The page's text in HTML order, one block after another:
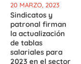
20 MARZO, 2023
Sindicatos y
patronal firman
la actualización
de tablas
salariales para
2023 en el sector